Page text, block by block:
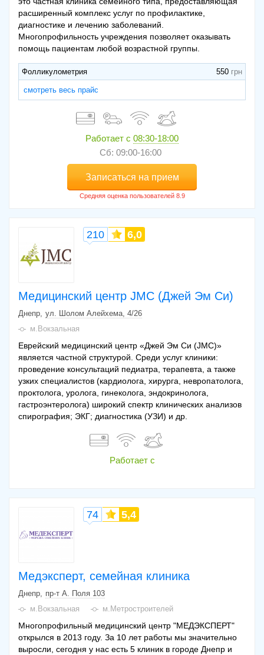
расширенный комплекс услуг по профилактике,
диагностике и лечению заболеваний.
Многопрофильность учреждения позволяет оказывать
помощь пациентам любой возрастной группы.
Фолликулометрия 550
смотреть весь прайс
Работает с 08:30-18:00
Сб: 09:00-16:00
Записаться на прием
Медицинский центр JMC (Джей Эм Си)
210 6,0
Днепр ул. Шолом Алейхема, 4/26
м.Вокзальная
Еврейский медицинский центр «Джей Эм Си (JMC)»
является частной структурой. Среди услуг клиники:
проведение консультаций педиатра, терапевта, а также
узких специалистов (кардиолога, хирурга, невропатолога,
проктолога, уролога, гинеколога, эндокринолога,
гастроэнтеролога) широкий спектр клинических анализов
спирография; ЭКГ; диагностика (УЗИ) и др.
Работает с
Медэксперт, семейная клиника
74 5,4
Днепр
пр-т А. Поля 103
м.Вокзальная
м.Метростроителей
Многопрофильный медицинский центр "МЕДЭКСПЕРТ"
открылся в 2013 году. За 10 лет работы мы значительно
выросли, сегодня у нас есть 5 клиник в городе Днепр и